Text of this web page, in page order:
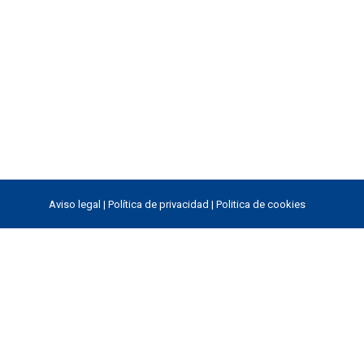
Aviso legal | Política de privacidad | Politica de cookies